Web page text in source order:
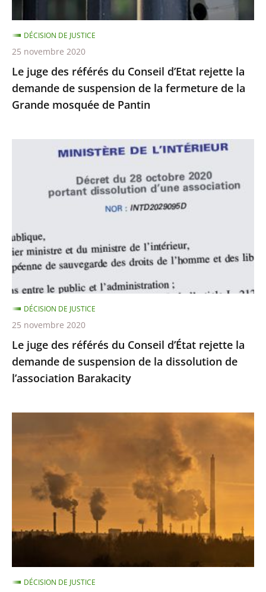
demande
de
suspension
de
la
fermeture
la
Le juge des référés du Conseil d’Etat rejette la
demande de suspension de la fermeture de la
Grande mosquée de Pantin
DÉCISION DE JUSTICE
25 novembre 2020
Conseil
d’État
rejette
demande
de
suspension
de
la
dissolution
l’association
Le juge des référés du Conseil d’État rejette la
demande de suspension de la dissolution de
l’association Barakacity
DÉCISION DE JUSTICE
25 novembre 2020
de
effet
:
Gouvernement
doitDÉCISION DE JUSTICE